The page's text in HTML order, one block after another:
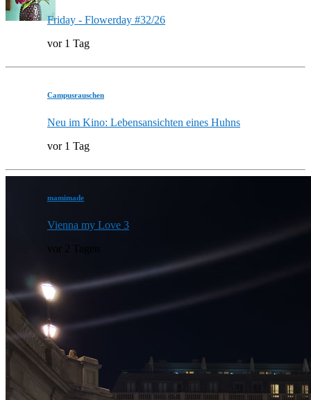
Friday - Flowerday #32/26
vor 1 Tag
Campusrauschen
Neu im Kino: Lebensansichten eines Huhns
vor 1 Tag
mamimade
Vienna my Love 3
vor 2 Tagen